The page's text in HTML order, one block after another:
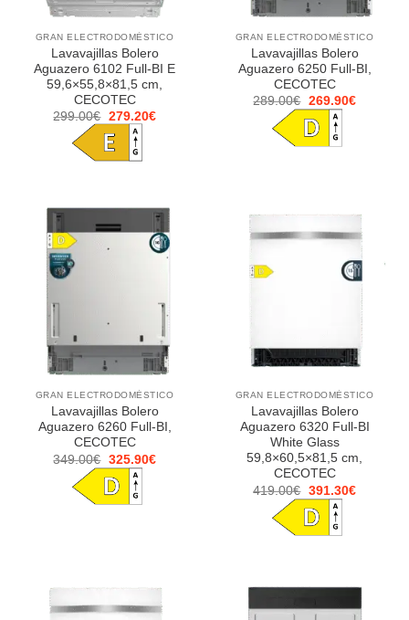
GRAN ELECTRODOMÉSTICO
Lavavajillas Bolero
Aguazero 6102 Full-BI E
59,6×55,8×81,5 cm,
CECOTEC
299.00€ El
precio
original
era:
299.00€.
279.20€El
GRAN ELECTRODOMÉSTICO
Lavavajillas Bolero
Aguazero 6250 Full-BI,
CECOTEC
289.00€ El
precio
original
era:
289.00€.
269.90€El
GRAN ELECTRODOMÉSTICO
Lavavajillas Bolero
Aguazero 6260 Full-BI,
CECOTEC
349.00€ El
precio
original
era:
349.00€.
325.90€El
GRAN ELECTRODOMÉSTICO
Lavavajillas Bolero
Aguazero 6320 Full-BI
White Glass
59,8×60,5×81,5 cm,
CECOTEC
419.00€ El
precio
original
era:
419.00€.
391.30€El